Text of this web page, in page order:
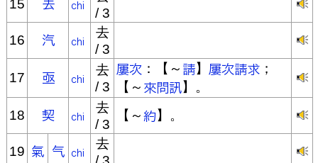
15
/ 3
16
去
/ 3
17
去
/ 3
：【～ 】
；
【～
】。
18
去
/ 3
【～ 】。
19
去